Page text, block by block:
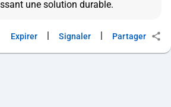
Expirer Signaler Partager